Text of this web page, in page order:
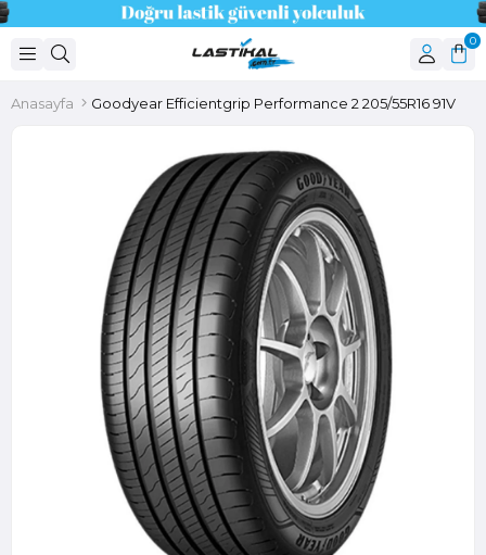
0
Anasayfa Goodyear Efficientgrip Performance 2 205/55R16 91V